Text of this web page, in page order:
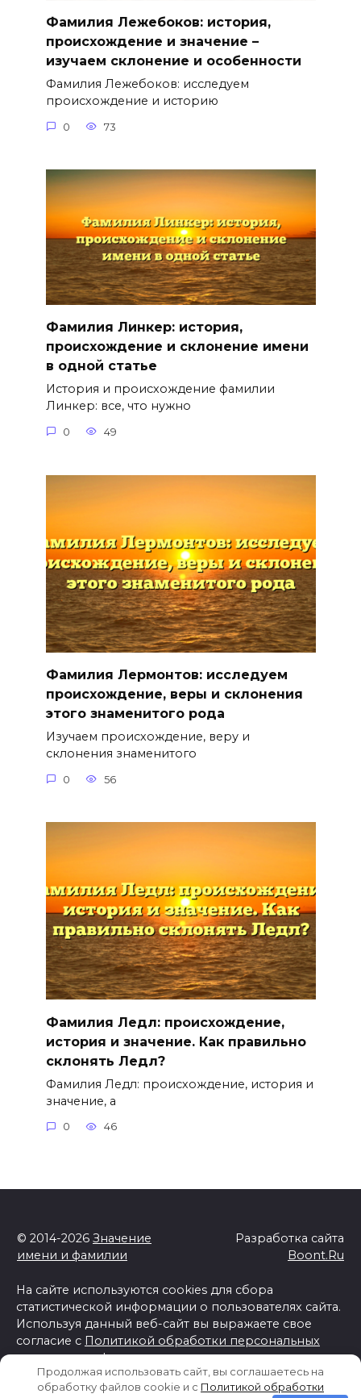
Фамилия Лежебоков: история,
происхождение и значение –
изучаем склонение и особенности
Фамилия Лежебоков: исследуем
происхождение и историю
0 73
Фамилия Линкер: история,
происхождение и склонение имени
в одной статье
История и происхождение фамилии
Линкер: все, что нужно
0 49
Фамилия Лермонтов: исследуем
происхождение, веры и склонения
этого знаменитого рода
Изучаем происхождение, веру и
склонения знаменитого
0 56
Фамилия Ледл: происхождение,
история и значение. Как правильно
склонять Ледл?
Фамилия Ледл: происхождение, история и
значение, а
0 46
© 2014-2026 Значение
имени и фамилии
Разработка сайта
Boont.Ru
На сайте используются cookies для сбора
статистической информации о пользователях сайта.
Используя данный веб-сайт вы выражаете свое
согласие с Политикой обработки персональных
данных и конфиденциальности
Отказ от ответственности
Продолжая использовать сайт, вы соглашаетесь на
обработку файлов cookie и c Политикой обработки